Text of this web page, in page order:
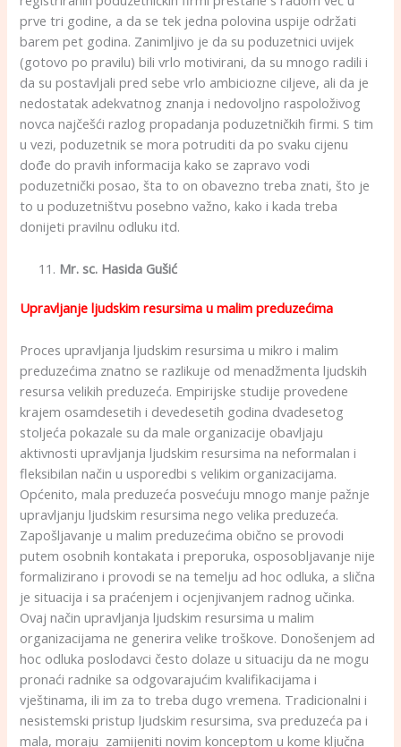
prve tri godine, a da se tek jedna polovina uspije održati
barem pet godina. Zanimljivo je da su poduzetnici uvijek
(gotovo po pravilu) bili vrlo motivirani, da su mnogo radili i
da su postavljali pred sebe vrlo ambiciozne ciljeve, ali da je
nedostatak adekvatnog znanja i nedovoljno raspoloživog
novca najčešći razlog propadanja poduzetničkih firmi. S tim
u vezi, poduzetnik se mora potruditi da po svaku cijenu
dođe do pravih informacija kako se zapravo vodi
poduzetnički posao, šta to on obavezno treba znati, što je
to u poduzetništvu posebno važno, kako i kada treba
donijeti pravilnu odluku itd.
Mr. sc. Hasida Gušić
Upravljanje ljudskim resursima u malim preduzećima
Proces upravljanja ljudskim resursima u mikro i malim
preduzećima znatno se razlikuje od menadžmenta ljudskih
resursa velikih preduzeća. Empirijske studije provedene
krajem osamdesetih i devedesetih godina dvadesetog
stoljeća pokazale su da male organizacije obavljaju
aktivnosti upravljanja ljudskim resursima na neformalan i
fleksibilan način u usporedbi s velikim organizacijama.
Općenito, mala preduzeća posvećuju mnogo manje pažnje
upravljanju ljudskim resursima nego velika preduzeća.
Zapošljavanje u malim preduzećima obično se provodi
putem osobnih kontakata i preporuka, osposobljavanje nije
formalizirano i provodi se na temelju ad hoc odluka, a slična
je situacija i sa praćenjem i ocjenjivanjem radnog učinka.
Ovaj način upravljanja ljudskim resursima u malim
organizacijama ne generira velike troškove. Donošenjem ad
hoc odluka poslodavci često dolaze u situaciju da ne mogu
pronaći radnike sa odgovarajućim kvalifikacijama i
vještinama, ili im za to treba dugo vremena. Tradicionalni i
nesistemski pristup ljudskim resursima, sva preduzeća pa i
mala, moraju zamijeniti novim konceptom u kome ključna